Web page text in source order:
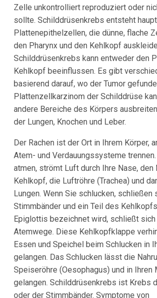
Zelle unkontrolliert reproduziert oder
sollte. Schilddrüsenkrebs entsteht
Plattenepithelzellen, die dünne, flache
den Pharynx und den Kehlkopf
Schilddrüsenkrebs kann entweder den
Kehlkopf beeinflussen. Es gibt
basierend darauf, wo der Tumor
Plattenzellkarzinom der Schilddrüse
andere Bereiche des Körpers
der Lungen, Knochen und Leber.
Der Rachen ist der Ort in Ihrem Körper,
Atem- und Verdauungssysteme
atmen, strömt Luft durch Ihre Nase, den
Kehlkopf, die Luftröhre (Trachea) und
Lungen. Wenn Sie schlucken, schließen
Stimmbänder und ein Teil des
Epiglottis bezeichnet wird, schließt
Atemwege. Diese Kehlkopfklappe
Essen und Speichel beim Schlucken in
gelangen. Das Schlucken lässt die
Speiseröhre (Oesophagus) und in Ihren
gelangen. Schilddrüsenkrebs ist Krebs
oder der Stimmbänder. Symptome von